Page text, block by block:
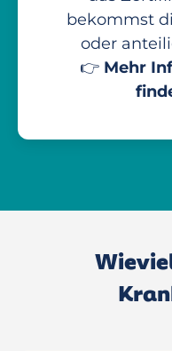
bekommst
oder
👉Mehr